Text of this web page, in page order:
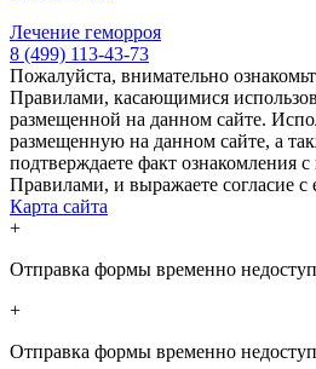
Лечение геморроя
8 (499) 113-43-73
Пожалуйста, внимательно
Правилами, касающимися
размещенной на данном сайте.
размещенную на данном сайте, а
подтверждаете факт ознакомления
Правилами, и выражаете согласие с
Карта сайта
+
Отправка формы временно
+
Отправка формы временно